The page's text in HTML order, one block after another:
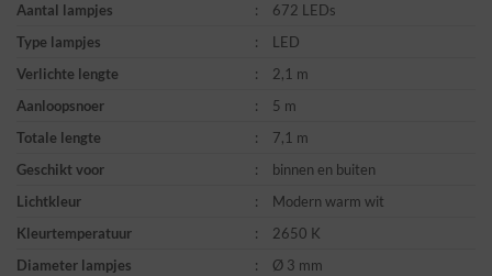
Aantal lampjes
:
672 LEDs
Type lampjes
:
LED
Verlichte lengte
:
2,1 m
Aanloopsnoer
:
5 m
Totale lengte
:
7,1 m
Geschikt voor
:
binnen en buiten
Lichtkleur
:
Modern warm wit
Kleurtemperatuur
:
2650 K
Diameter lampjes
:
Ø 3 mm